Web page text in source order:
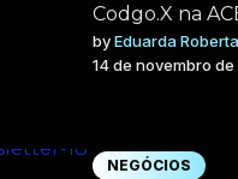
Codgo.X na
by Eduarda Roberta
14 de novembro
NEGÓCIOS